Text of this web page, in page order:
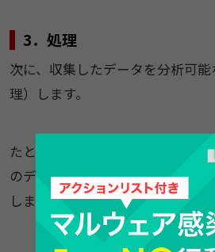
3．処理
次に、収集したデータを分析可
理）します。
たとえば、インタビューで得た
のデータとの照合をおこなうこ
します。